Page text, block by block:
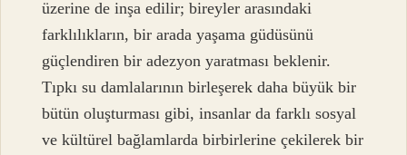
üzerine de inşa edilir; bireyler arasındaki
farklılıkların, bir arada yaşama güdüsünü
güçlendiren bir adezyon yaratması beklenir.
Tıpkı su damlalarının birleşerek daha büyük bir
bütün oluşturması gibi, insanlar da farklı sosyal
ve kültürel bağlamlarda birbirlerine çekilerek bir